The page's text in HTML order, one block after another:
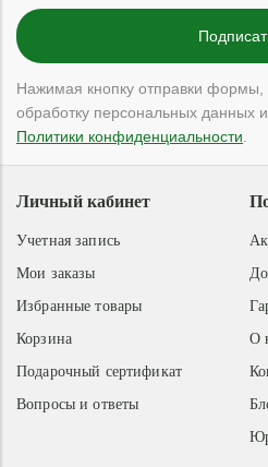
Нажимая кнопку отправки формы,
обработку персональных данных
Политики конфиденциальности
О
Личный кабинет
Учетная запись
Мои заказы
Избранные товары
Корзина
Подарочный сертификат
Вопросы и ответы